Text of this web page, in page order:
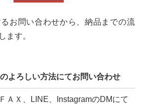
るお問い合わせから、納品までの流
ます。
よろしい方法にてお問い合わせ
ＡＸ、LINE、InstagramのDMにて